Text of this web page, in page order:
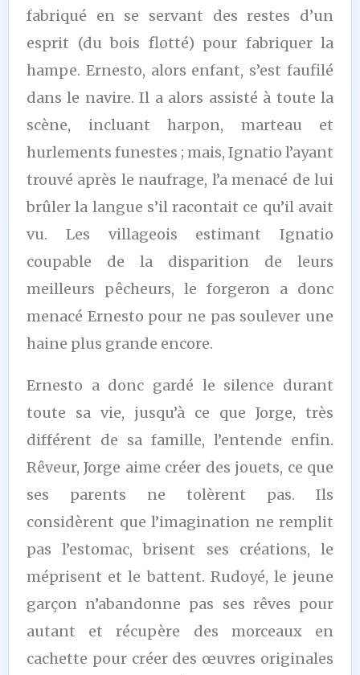
fabriqué en se servant des restes d’un
esprit (du bois flotté) pour fabriquer la
hampe. Ernesto, alors enfant, s’est faufilé
dans le navire. Il a alors assisté à toute la
scène, incluant harpon, marteau et
hurlements funestes ; mais, Ignatio l’ayant
trouvé après le naufrage, l’a menacé de lui
brûler la langue s’il racontait ce qu’il avait
vu. Les villageois estimant Ignatio
coupable de la disparition de leurs
meilleurs pêcheurs, le forgeron a donc
menacé Ernesto pour ne pas soulever une
haine plus grande encore.
Ernesto a donc gardé le silence durant
toute sa vie, jusqu’à ce que Jorge, très
différent de sa famille, l’entende enfin.
Rêveur, Jorge aime créer des jouets, ce que
ses parents ne tolèrent pas. Ils
considèrent que l’imagination ne remplit
pas l’estomac, brisent ses créations, le
méprisent et le battent. Rudoyé, le jeune
garçon n’abandonne pas ses rêves pour
autant et récupère des morceaux en
cachette pour créer des œuvres originales